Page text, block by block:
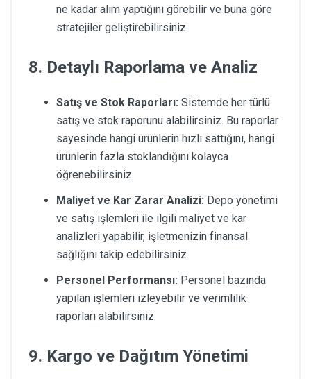
ne kadar alım yaptığını görebilir ve buna göre
stratejiler geliştirebilirsiniz.
8. Detaylı Raporlama ve Analiz
Satış ve Stok Raporları: Sistemde her türlü
satış ve stok raporunu alabilirsiniz. Bu raporlar
sayesinde hangi ürünlerin hızlı sattığını, hangi
ürünlerin fazla stoklandığını kolayca
öğrenebilirsiniz.
Maliyet ve Kar Zarar Analizi: Depo yönetimi
ve satış işlemleri ile ilgili maliyet ve kar
analizleri yapabilir, işletmenizin finansal
sağlığını takip edebilirsiniz.
Personel Performansı: Personel bazında
yapılan işlemleri izleyebilir ve verimlilik
raporları alabilirsiniz.
9. Kargo ve Dağıtım Yönetimi